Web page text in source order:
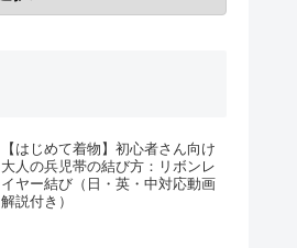
【はじめて着物】初心者さん向け
大人の兵児帯の結び方：リボンレ
イヤー結び（日・英・中対応動画
解説付き）